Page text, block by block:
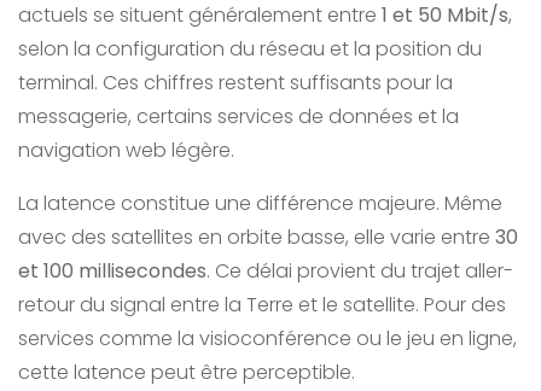
actuels se situent généralement entre 1 et 50 Mbit/s,
selon la configuration du réseau et la position du
terminal. Ces chiffres restent suffisants pour la
messagerie, certains services de données et la
navigation web légère.
La latence constitue une différence majeure. Même
avec des satellites en orbite basse, elle varie entre 30
et 100 millisecondes. Ce délai provient du trajet aller-
retour du signal entre la Terre et le satellite. Pour des
services comme la visioconférence ou le jeu en ligne,
cette latence peut être perceptible.